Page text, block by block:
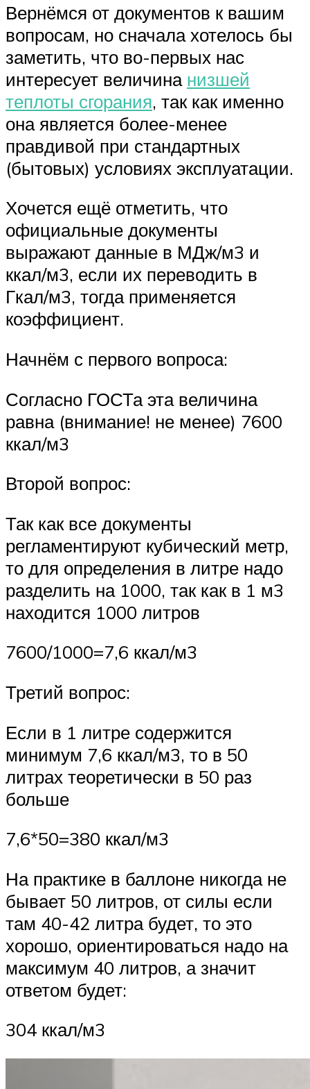
Вернёмся от документов к вашим
вопросам, но сначала хотелось бы
заметить, что во-первых нас
интересует величина низшей
теплоты сгорания, так как именно
она является более-менее
правдивой при стандартных
(бытовых) условиях эксплуатации.
Хочется ещё отметить, что
официальные документы
выражают данные в МДж/м3 и
ккал/м3, если их переводить в
Гкал/м3, тогда применяется
коэффициент.
Начнём с первого вопроса:
Согласно ГОСТа эта величина
равна (внимание! не менее) 7600
ккал/м3
Второй вопрос:
Так как все документы
регламентируют кубический метр,
то для определения в литре надо
разделить на 1000, так как в 1 м3
находится 1000 литров
7600/1000=7,6 ккал/м3
Третий вопрос:
Если в 1 литре содержится
минимум 7,6 ккал/м3, то в 50
литрах теоретически в 50 раз
больше
7,6*50=380 ккал/м3
На практике в баллоне никогда не
бывает 50 литров, от силы если
там 40-42 литра будет, то это
хорошо, ориентироваться надо на
максимум 40 литров, а значит
ответом будет:
304 ккал/м3